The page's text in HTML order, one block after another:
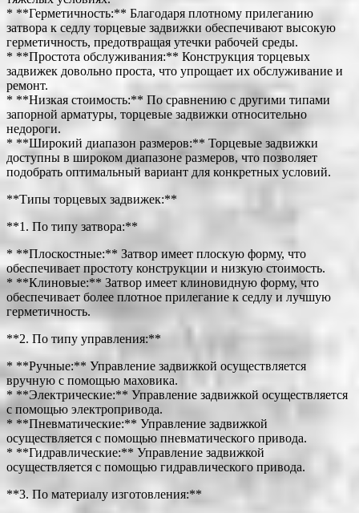
* **Герметичность:** Благодаря плотному прилеганию
затвора к седлу торцевые задвижки обеспечивают высокую
герметичность, предотвращая утечки рабочей среды.
* **Простота обслуживания:** Конструкция торцевых
задвижек довольно проста, что упрощает их обслуживание и
ремонт.
* **Низкая стоимость:** По сравнению с другими типами
запорной арматуры, торцевые задвижки относительно
недороги.
* **Широкий диапазон размеров:** Торцевые задвижки
доступны в широком диапазоне размеров, что позволяет
подобрать оптимальный вариант для конкретных условий.
**Типы торцевых задвижек:**
**1. По типу затвора:**
* **Плоскостные:** Затвор имеет плоскую форму, что
обеспечивает простоту конструкции и низкую стоимость.
* **Клиновые:** Затвор имеет клиновидную форму, что
обеспечивает более плотное прилегание к седлу и лучшую
герметичность.
**2. По типу управления:**
* **Ручные:** Управление задвижкой осуществляется
вручную с помощью маховика.
* **Электрические:** Управление задвижкой осуществляется
с помощью электропривода.
* **Пневматические:** Управление задвижкой
осуществляется с помощью пневматического привода.
* **Гидравлические:** Управление задвижкой
осуществляется с помощью гидравлического привода.
**3. По материалу изготовления:**